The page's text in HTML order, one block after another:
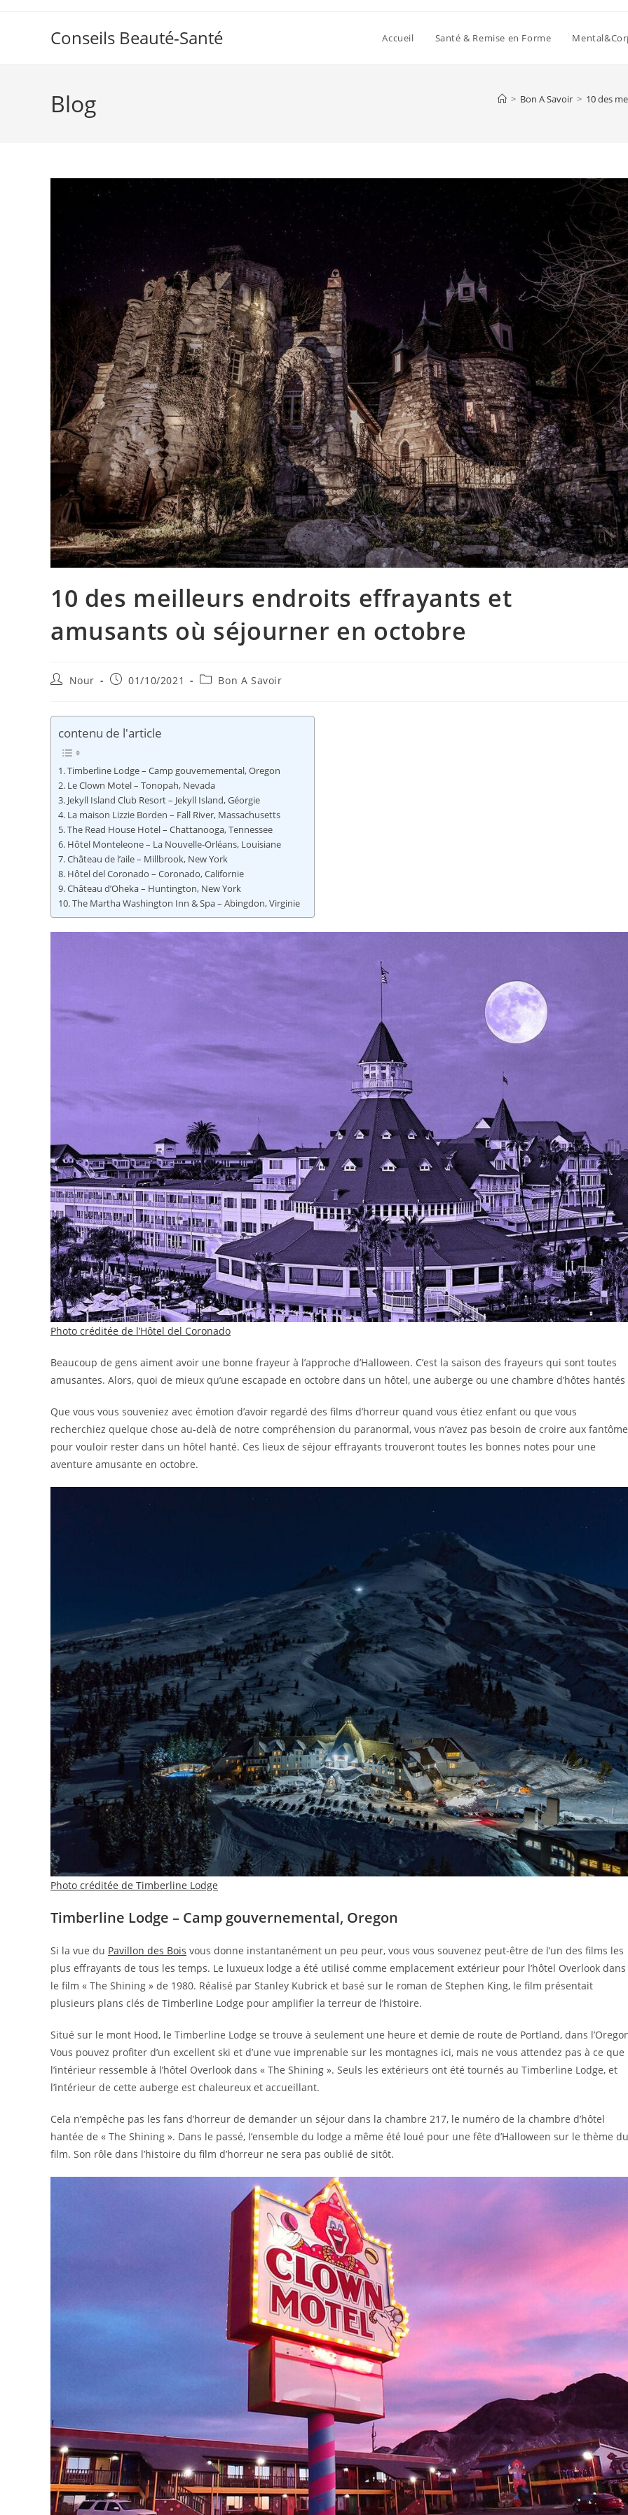
Conseils Beauté-Santé Accueil Santé & Remise en Forme
Blog > Bon A Savoir > 10 des
10 des meilleurs endroits effrayants et
amusants où séjourner en octobre
Auteur/autrice
publication :
Nour
Publication
01/10/2021
PostBon A Savoir
contenu de l'article
Timberline Lodge – Camp gouvernemental, Oregon
Le Clown Motel – Tonopah, Nevada
Jekyll Island Club Resort – Jekyll Island, Géorgie
La maison Lizzie Borden – Fall River, Massachusetts
The Read House Hotel – Chattanooga, Tennessee
Hôtel Monteleone – La Nouvelle-Orléans, Louisiane
Château de l’aile – Millbrook, New York
Hôtel del Coronado – Coronado, Californie
Château d’Oheka – Huntington, New York
The Martha Washington Inn & Spa – Abingdon, Virginie
Photo créditée de l’Hôtel del Coronado
Beaucoup de gens aiment avoir une bonne frayeur à l’approche d’Halloween. C’est la saison des frayeurs qui sont toutes
amusantes. Alors, quoi de mieux qu’une escapade en octobre dans un hôtel, une auberge ou une chambre d’hôtes hantés
Que vous vous souveniez avec émotion d’avoir regardé des films d’horreur quand vous étiez enfant ou que vous
recherchiez quelque chose au-delà de notre compréhension du paranormal, vous n’avez pas besoin de croire aux
pour vouloir rester dans un hôtel hanté. Ces lieux de séjour effrayants trouveront toutes les bonnes notes pour une
aventure amusante en octobre.
Photo créditée de Timberline Lodge
Timberline Lodge – Camp gouvernemental, Oregon
Si la vue du Pavillon des Bois vous donne instantanément un peu peur, vous vous souvenez peut-être de l’un des films les
plus effrayants de tous les temps. Le luxueux lodge a été utilisé comme emplacement extérieur pour l’hôtel Overlook dans
le film « The Shining » de 1980. Réalisé par Stanley Kubrick et basé sur le roman de Stephen King, le film présentait
plusieurs plans clés de Timberline Lodge pour amplifier la terreur de l’histoire.
Situé sur le mont Hood, le Timberline Lodge se trouve à seulement une heure et demie de route de Portland, dans
Vous pouvez profiter d’un excellent ski et d’une vue imprenable sur les montagnes ici, mais ne vous attendez pas à ce que
l’intérieur ressemble à l’hôtel Overlook dans « The Shining ». Seuls les extérieurs ont été tournés au Timberline Lodge, et
l’intérieur de cette auberge est chaleureux et accueillant.
Cela n’empêche pas les fans d’horreur de demander un séjour dans la chambre 217, le numéro de la chambre d’hôtel
hantée de « The Shining ». Dans le passé, l’ensemble du lodge a même été loué pour une fête d’Halloween sur le thème du
film. Son rôle dans l’histoire du film d’horreur ne sera pas oublié de sitôt.